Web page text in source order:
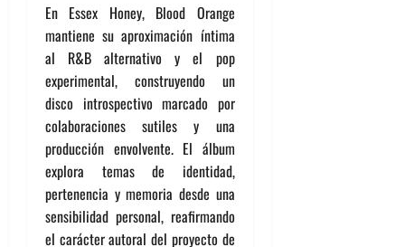
En Essex Honey, Blood Orange
mantiene su aproximación íntima
al R&B alternativo y el pop
experimental, construyendo un
disco introspectivo marcado por
colaboraciones sutiles y una
producción envolvente. El álbum
explora temas de identidad,
pertenencia y memoria desde una
sensibilidad personal, reafirmando
el carácter autoral del proyecto de